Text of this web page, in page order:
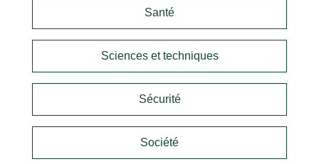
Santé
Sciences et techniques
Sécurité
Société